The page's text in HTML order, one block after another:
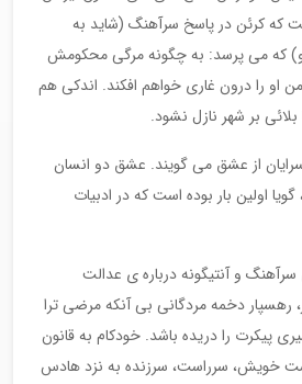
که کرئن در پاسخ سرآهنگ (شاید به
که می پرسد: به چگونه مرگی محکومش
را درون غاری خواهم افکند. اندکی هم
بر شهر نازل نشود.
از عشق می گویند. عشق دو انسان
اولین بار بوده است که در ادبیات
سرآهنگ و آنتیگونه درباره ی عدالت
رهسپار دخمه مردگانی بی آنکه مرضی ترا
پیکرت را دریده باشد. خودکام به قانون
خویش، سرراست، سرزنده به نزد هادس